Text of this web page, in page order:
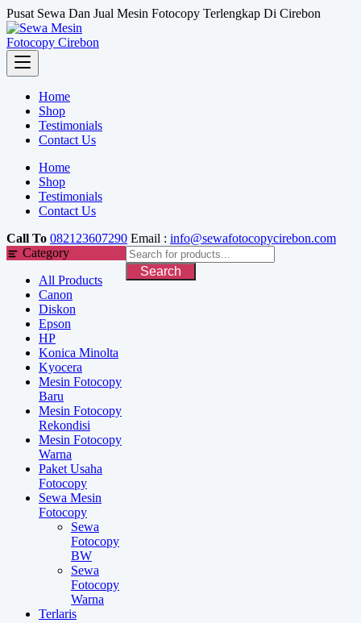
Skip
to
content
Pusat Sewa Dan Jual Mesin Fotocopy Terlengkap Di Cirebon
Home
Shop
Testimonials
Contact Us
Home
Shop
Testimonials
Contact Us
Call To 082123607290 Email : info@sewafotocopycirebon.com
Category
All Products
Canon
Diskon
Epson
HP
Konica Minolta
Kyocera
Mesin Fotocopy
Baru
Mesin Fotocopy
Rekondisi
Mesin Fotocopy
Warna
Paket Usaha
Fotocopy
Sewa Mesin
Fotocopy
Sewa
Fotocopy
BW
Sewa
Fotocopy
Warna
Terlaris
Search